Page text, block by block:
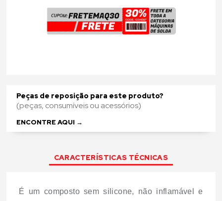
link
Peças de reposição para este produto?
(peças, consumíveis ou acessórios)
ENCONTRE AQUI →
CARACTERÍSTICAS TÉCNICAS
É um composto sem silicone, não inflamável e